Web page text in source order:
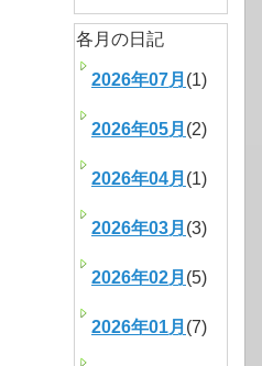
各月の日記
2026年07月 (1)
2026年05月 (2)
2026年04月 (1)
2026年03月 (3)
2026年02月 (5)
2026年01月 (7)